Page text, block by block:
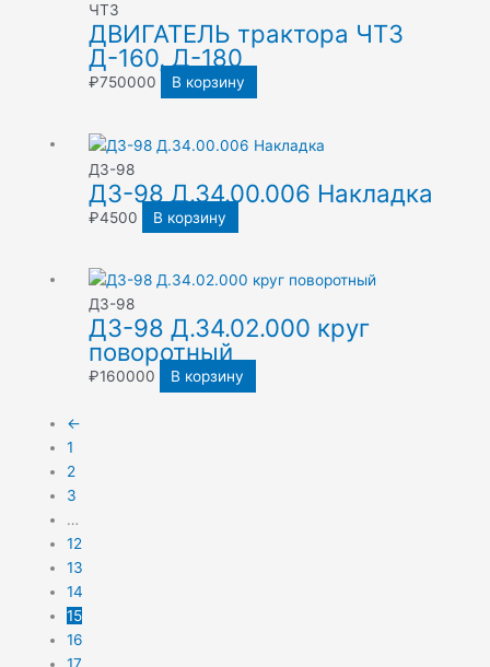
ЧТЗ
ДВИГАТЕЛЬ трактора ЧТЗ
Д-160, Д-180
₽750000 В корзину
ДЗ-98
ДЗ-98 Д.34.00.006 Накладка
₽4500 В корзину
ДЗ-98
ДЗ-98 Д.34.02.000 круг
поворотный
₽160000 В корзину
←
1
2
3
…
12
13
14
15
16
17